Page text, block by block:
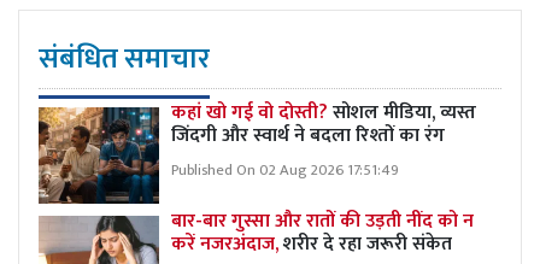
संबंधित समाचार
कहां खो गई वो दोस्ती?सोशल मीडिया, व्यस्त
जिंदगी और स्वार्थ ने बदला रिश्तों का रंग
Published On 02 Aug 2026 17:51:49
बार-बार गुस्सा और रातों की उड़ती नींद को न
करें नजरअंदाज,शरीर दे रहा जरूरी संकेत